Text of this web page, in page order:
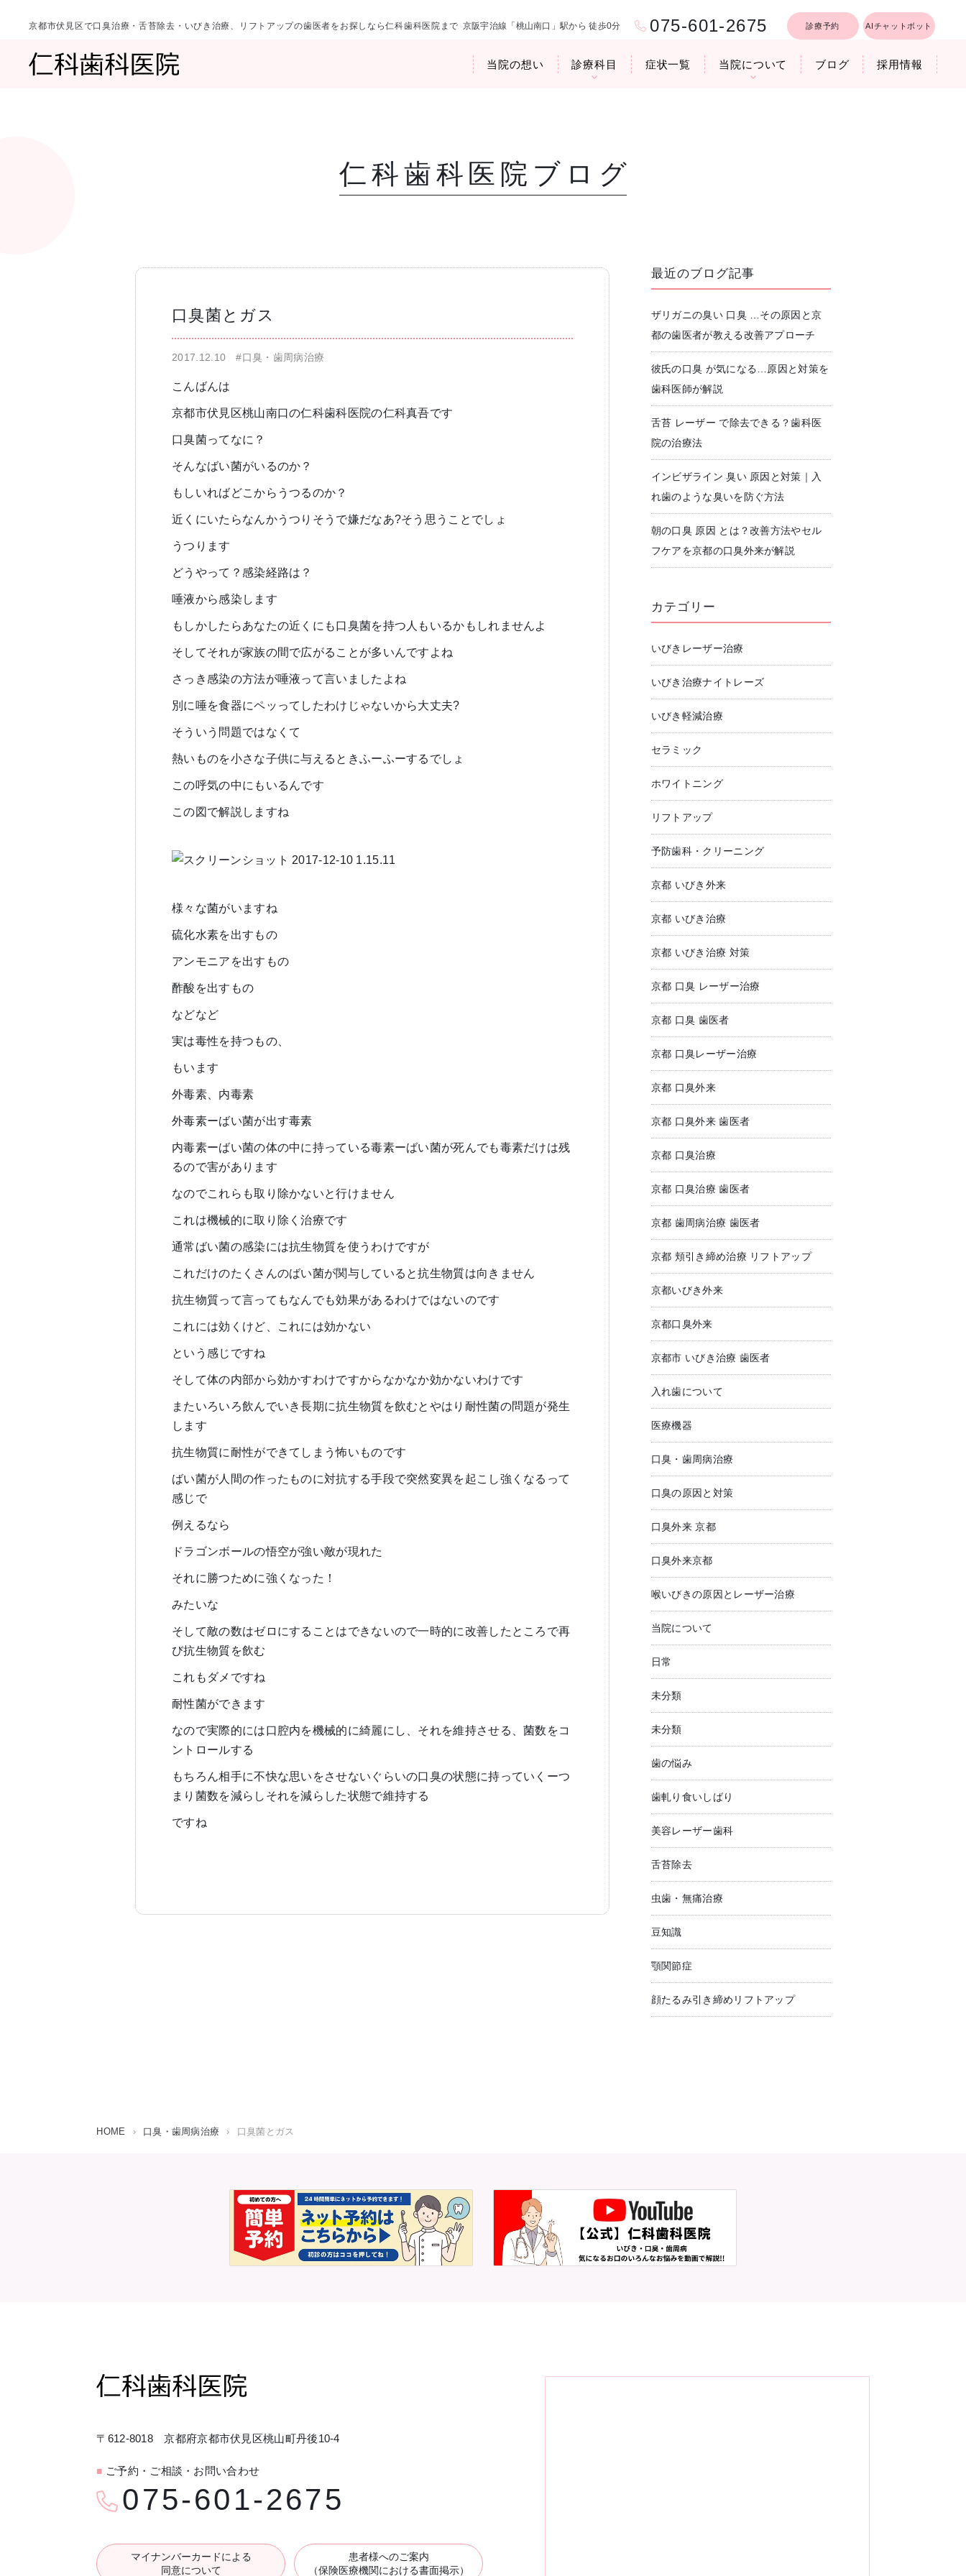
京都市伏見区で口臭治療・舌苔除去・いびき治療、リフトアップの歯医者をお探しなら仁科歯科医院まで 京阪宇治線「桃山南口」駅から 徒歩0分 075-601-2675 診療予約 AIチャットボット
当院の想い 診療科目
一般歯科・小児歯科 予防歯科・クリーニング
症状一覧 当院について
仁科歯科医院ブログ
ブログ 採用情報
仁科歯科医院ブログ
口臭菌とガス
2017.12.10#口臭・歯周病治療
こんばんは
京都市伏見区桃山南口の仁科歯科医院の仁科真吾です
口臭菌ってなに？
そんなばい菌がいるのか？
もしいればどこからうつるのか？
近くにいたらなんかうつりそうで嫌だなあ?そう思うことでしょ
うつります
どうやって？感染経路は？
唾液から感染します
もしかしたらあなたの近くにも口臭菌を持つ人もいるかもしれませんよ
そしてそれが家族の間で広がることが多いんですよね
さっき感染の方法が唾液って言いましたよね
別に唾を食器にペッってしたわけじゃないから大丈夫?
そういう問題ではなくて
熱いものを小さな子供に与えるときふーふーするでしょ
この呼気の中にもいるんです
この図で解説しますね
様々な菌がいますね
硫化水素を出すもの
アンモニアを出すもの
酢酸を出すもの
などなど
実は毒性を持つもの、
もいます
外毒素、内毒素
外毒素ーばい菌が出す毒素
内毒素ーばい菌の体の中に持っている毒素ーばい菌が死んでも毒素だけは残
るので害があります
なのでこれらも取り除かないと行けません
これは機械的に取り除く治療です
通常ばい菌の感染には抗生物質を使うわけですが
これだけのたくさんのばい菌が関与していると抗生物質は向きません
抗生物質って言ってもなんでも効果があるわけではないのです
これには効くけど、これには効かない
という感じですね
そして体の内部から効かすわけですからなかなか効かないわけです
またいろいろ飲んでいき長期に抗生物質を飲むとやはり耐性菌の問題が発生
します
抗生物質に耐性ができてしまう怖いものです
ばい菌が人間の作ったものに対抗する手段で突然変異を起こし強くなるって
感じで
例えるなら
ドラゴンボールの悟空が強い敵が現れた
それに勝つために強くなった！
みたいな
そして敵の数はゼロにすることはできないので一時的に改善したところで再
び抗生物質を飲む
これもダメですね
耐性菌ができます
なので実際的には口腔内を機械的に綺麗にし、それを維持させる、菌数をコ
ントロールする
もちろん相手に不快な思いをさせないぐらいの口臭の状態に持っていくーつ
まり菌数を減らしそれを減らした状態で維持する
ですね
最近のブログ記事
ザリガニの臭い 口臭 …その原因と京
都の歯医者が教える改善アプローチ
彼氏の口臭 が気になる…原因と対策を
歯科医師が解説
舌苔 レーザー で除去できる？歯科医
院の治療法
インビザライン 臭い 原因と対策｜入
れ歯のような臭いを防ぐ方法
朝の口臭 原因 とは？改善方法やセル
フケアを京都の口臭外来が解説
カテゴリー
いびきレーザー治療
いびき治療ナイトレーズ
いびき軽減治療
セラミック
ホワイトニング
リフトアップ
予防歯科・クリーニング
京都 いびき外来
京都 いびき治療
京都 いびき治療 対策
京都 口臭 レーザー治療
京都 口臭 歯医者
京都 口臭レーザー治療
京都 口臭外来
京都 口臭外来 歯医者
京都 口臭治療
京都 口臭治療 歯医者
京都 歯周病治療 歯医者
京都 頬引き締め治療 リフトアップ
京都いびき外来
京都口臭外来
京都市 いびき治療 歯医者
入れ歯について
医療機器
口臭・歯周病治療
口臭の原因と対策
口臭外来 京都
口臭外来京都
喉いびきの原因とレーザー治療
当院について
日常
未分類
未分類
歯の悩み
歯軋り食いしばり
美容レーザー歯科
舌苔除去
虫歯・無痛治療
豆知識
顎関節症
顔たるみ引き締めリフトアップ
HOME › 口臭・歯周病治療 › 口臭菌とガス
〒612-8018 京都府京都市伏見区桃山町丹後10-4
■ ご予約・ご相談・お問い合わせ
075-601-2675
マイナンバーカードによる
同意について
患者様へのご案内
（保険医療機関における書面掲示）